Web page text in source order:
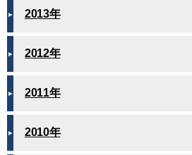
2013年
2012年
2011年
2010年